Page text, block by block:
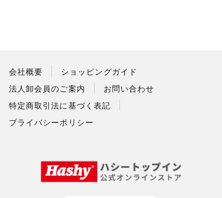
会社概要
ショッピングガイド
法人卸会員のご案内
お問い合わせ
特定商取引法に基づく表記
プライバシーポリシー